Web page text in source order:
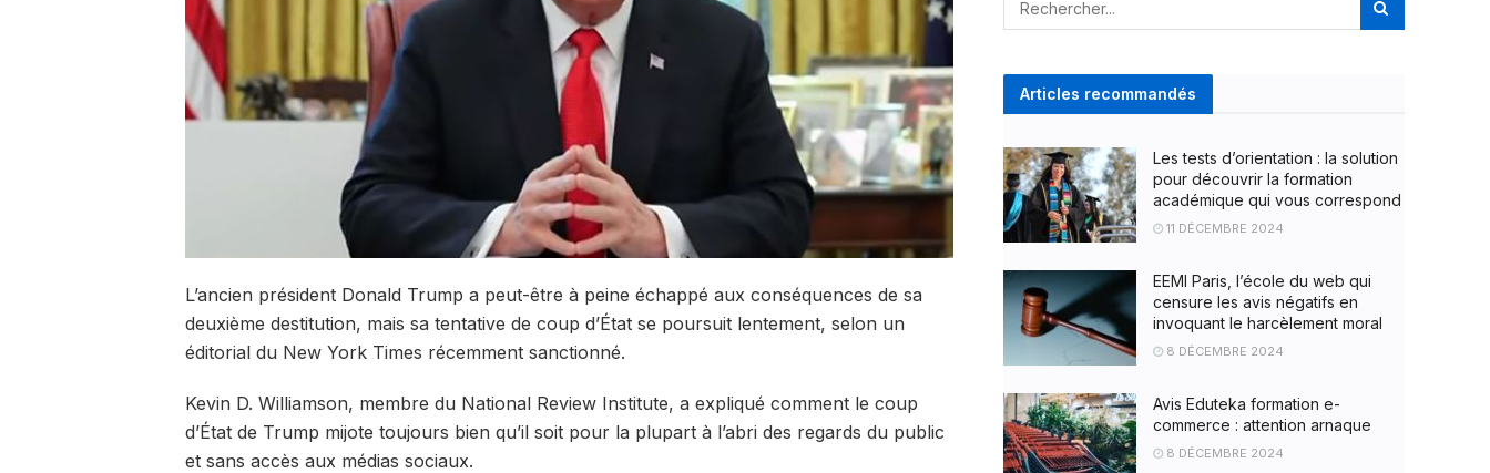
L’ancien président Donald Trump a peut-être à peine échappé aux conséquences de sa
deuxième destitution, mais sa tentative de coup d’État se poursuit lentement, selon un
éditorial du New York Times récemment sanctionné.
Kevin D. Williamson, membre du National Review Institute, a expliqué comment le coup
d’État de Trump mijote toujours bien qu’il soit pour la plupart à l’abri des regards du public
et sans accès aux médias sociaux.
Articles recommandés
Les tests d’orientation : la solution
pour découvrir la formation
académique qui vous correspond
11 DÉCEMBRE 2024
EEMI Paris, l’école du web qui
censure les avis négatifs en
invoquant le harcèlement moral
8 DÉCEMBRE 2024
Avis Eduteka formation e-
commerce : attention arnaque
8 DÉCEMBRE 2024